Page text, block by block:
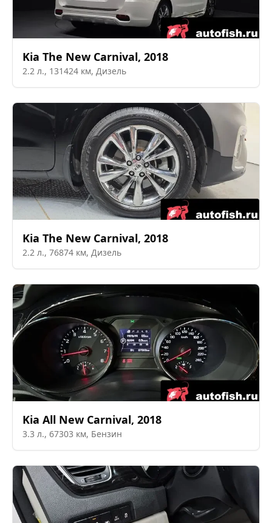
Kia The New Carnival, 2018
2.2 л., 131424 км, Дизель
Kia The New Carnival, 2018
2.2 л., 76874 км, Дизель
Kia All New Carnival, 2018
3.3 л., 67303 км, Бензин